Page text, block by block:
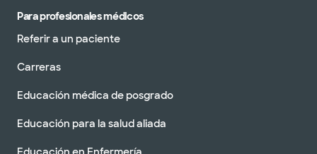
Para profesionales médicos
Referir a un paciente
Carreras
Educación médica de posgrado
Educación para la salud aliada